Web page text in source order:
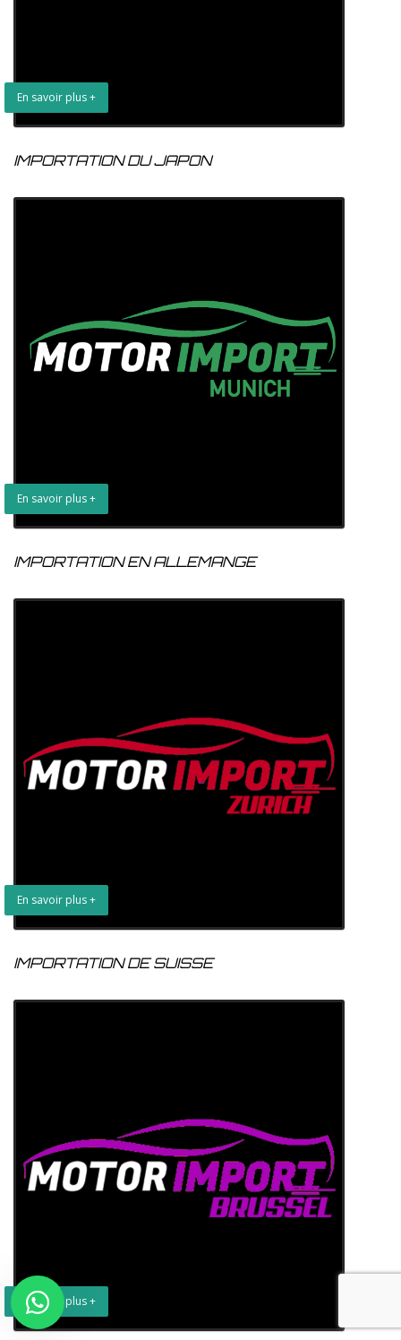
En savoir plus +
IMPORTATION DU JAPON
En savoir plus +
IMPORTATION EN ALLEMANGE
En savoir plus +
IMPORTATION DE SUISSE
En savoir plus +